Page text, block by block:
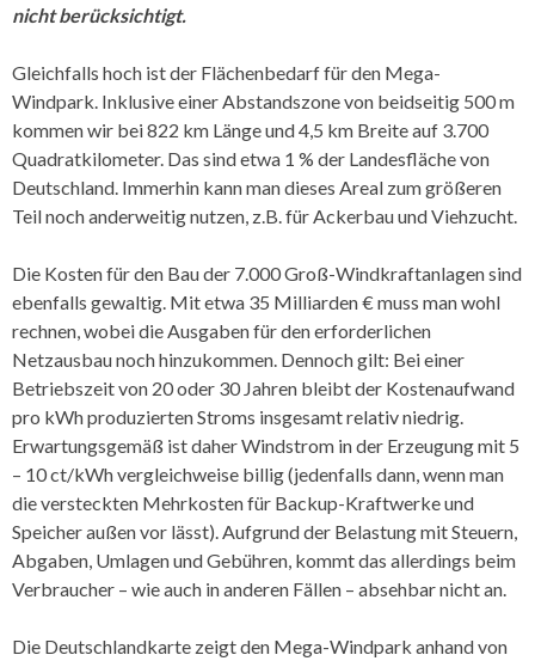
nicht berücksichtigt.
Gleichfalls hoch ist der Flächenbedarf für den Mega-
Windpark. Inklusive einer Abstandszone von beidseitig 500 m
kommen wir bei 822 km Länge und 4,5 km Breite auf 3.700
Quadratkilometer. Das sind etwa 1 % der Landesfläche von
Deutschland. Immerhin kann man dieses Areal zum größeren
Teil noch anderweitig nutzen, z.B. für Ackerbau und Viehzucht.
Die Kosten für den Bau der 7.000 Groß-Windkraftanlagen sind
ebenfalls gewaltig. Mit etwa 35 Milliarden € muss man wohl
rechnen, wobei die Ausgaben für den erforderlichen
Netzausbau noch hinzukommen. Dennoch gilt: Bei einer
Betriebszeit von 20 oder 30 Jahren bleibt der Kostenaufwand
pro kWh produzierten Stroms insgesamt relativ niedrig.
Erwartungsgemäß ist daher Windstrom in der Erzeugung mit 5
– 10 ct/kWh vergleichweise billig (jedenfalls dann, wenn man
die versteckten Mehrkosten für Backup-Kraftwerke und
Speicher außen vor lässt). Aufgrund der Belastung mit Steuern,
Abgaben, Umlagen und Gebühren, kommt das allerdings beim
Verbraucher – wie auch in anderen Fällen – absehbar nicht an.
Die Deutschlandkarte zeigt den Mega-Windpark anhand von